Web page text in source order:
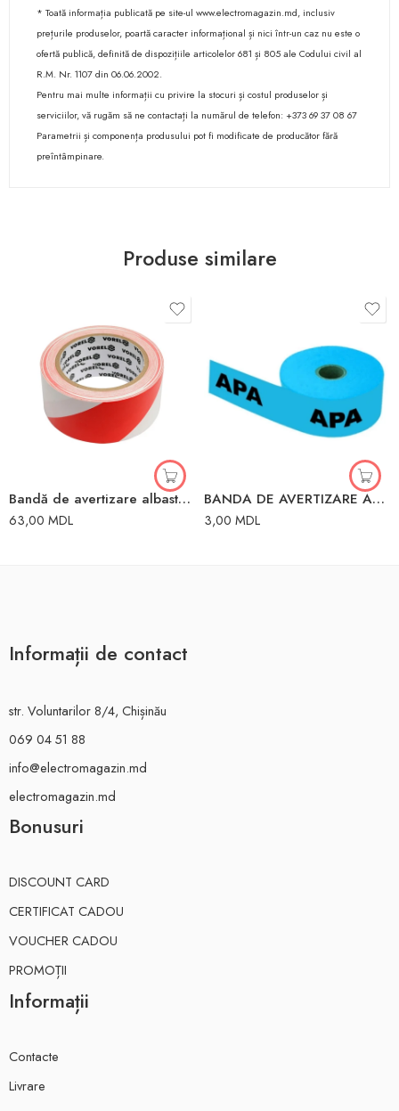
* Toată informația publicată pe site-ul www.electromagazin.md, inclusiv
prețurile produselor, poartă caracter informațional și nici într-un caz nu este o
ofertă publică, definită de dispozițiile articolelor 681 și 805 ale Codului civil al
R.M. Nr. 1107 din 06.06.2002.
Pentru mai multe informații cu privire la stocuri și costul produselor și
serviciilor, vă rugăm să ne contactați la numărul de telefon: +373 69 37 08 67
Parametrii și componența produsului pot fi modificate de producător fără
preîntâmpinare.
Produse similare
Bandă de avertizare albastru-Rosu 48mm x 33mm Vorel
63,00 MDL
BANDA DE AVERTIZARE APA 10CM 500M
3,00 MDL
Informații de contact
str. Voluntarilor 8/4, Chișinău
069 04 51 88
info@electromagazin.md
electromagazin.md
Bonusuri
DISCOUNT CARD
CERTIFICAT CADOU
VOUCHER CADOU
PROMOȚII
Informații
Contacte
Livrare